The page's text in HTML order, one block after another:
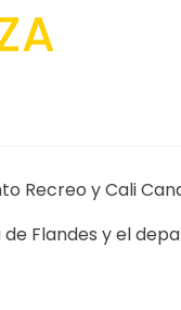
Recreo y Cali
de Flandes y el